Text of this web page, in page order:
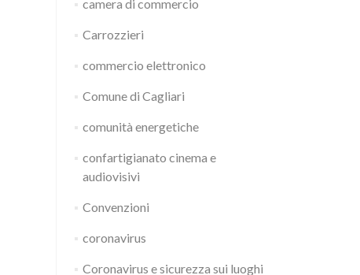
camera di commercio
Carrozzieri
commercio elettronico
Comune di Cagliari
comunità energetiche
confartigianato cinema e
audiovisivi
Convenzioni
coronavirus
Coronavirus e sicurezza sui luoghi